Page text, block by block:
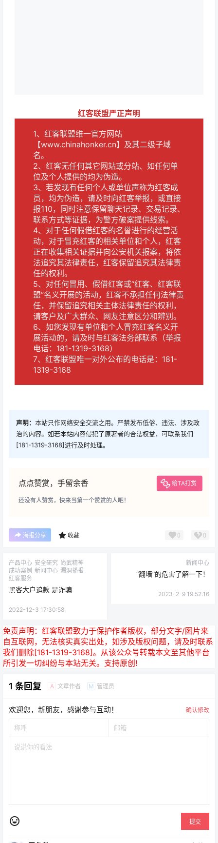
红客联盟严正声明
1、红客联盟维一官方网站
【www.chinahonker.cn】及其二级子域
名。
2、红客无任何其它网站或分站、如任何单
位及个人提供的均为伪造。
3、若发现有任何个人或单位声称为红客成
员，均为伪造，请及时向红客举报，或直接
报110，同时注意保留聊天记录、交易记录、
联系方式等证据，为警方破案提供线索。
4、对于任何假借红客的名誉进行的经营活
动，对于冒充红客的相关单位和个人，红客
正在收集相关证据并向公安机关报案，将依
法追究其法律责任，红客保留追究其法律责
任的权利。
5、对任何冒用、假借红客或“红客、红客联
盟”名义开展的活动，红客不承担任何法律责
任，并保留追究相关主体法律责任的权利，
请客户及广大群众、网友注意区分和辨别。
6、如您发现有单位和个人冒充红客名义开
展活动的，请及时与红客法务部联系（举报
电话：181-1319-3168）
7、红客联盟唯一对外公布的电话是：181-
1319-3168
声明： 本站只作网络安全交流之用。严禁发布低俗、违法、涉及政
治的内容。如若本站内容侵犯了原著者的合法权益，可联系我们
[181-1319-3168]进行及时处理。
点点赞赏，手留余香 给TA打赏
还没有人赞赏，快来当第一个赞赏的人吧！
海报分享 收藏 0 0
产品中心 安全研究 尚武精神
成功案例 新闻中心 漏洞播报
红客服务
黑客大户追款 是诈骗
2022-12-3 17:30:58
新闻中心
“翻墙”的危害了解一下！
2023-2-9 19:52:16
免责声明： 红客联盟致力于保护作者版权，部分文字/图片来
自互联网，无法核实真实出处，如涉及版权问题，请及时联系
我们删除[181-1319-3168]。从该公众号转载本文至其他平台
所引发一切纠纷与本站无关。支持原创!
1 条回复 A 文章作者 M 管理员
欢迎您，新朋友，感谢参与互动！ 确认修改
提交